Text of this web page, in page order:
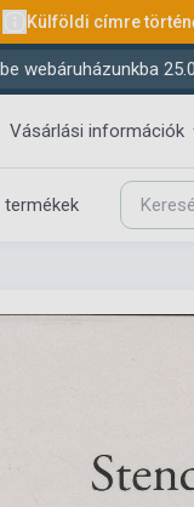
Külföldi címre
webáruházunkba
Vásárlási információk